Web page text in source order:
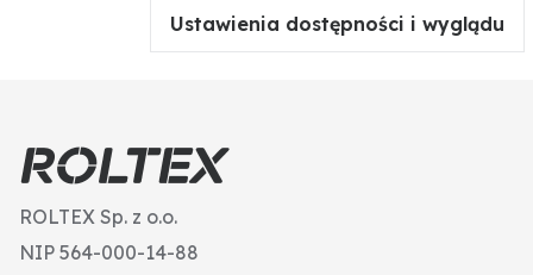
Ustawienia dostępności i wyglądu
ROLTEX Sp. z o.o.
NIP 564-000-14-88